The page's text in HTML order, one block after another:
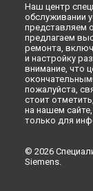
Наш центр
обслуживании
представляем
предлагаем
ремонта,
и настройку
внимание, что
пожалуйста,
стоит
на нашем
только для
© 2026
Siemens.